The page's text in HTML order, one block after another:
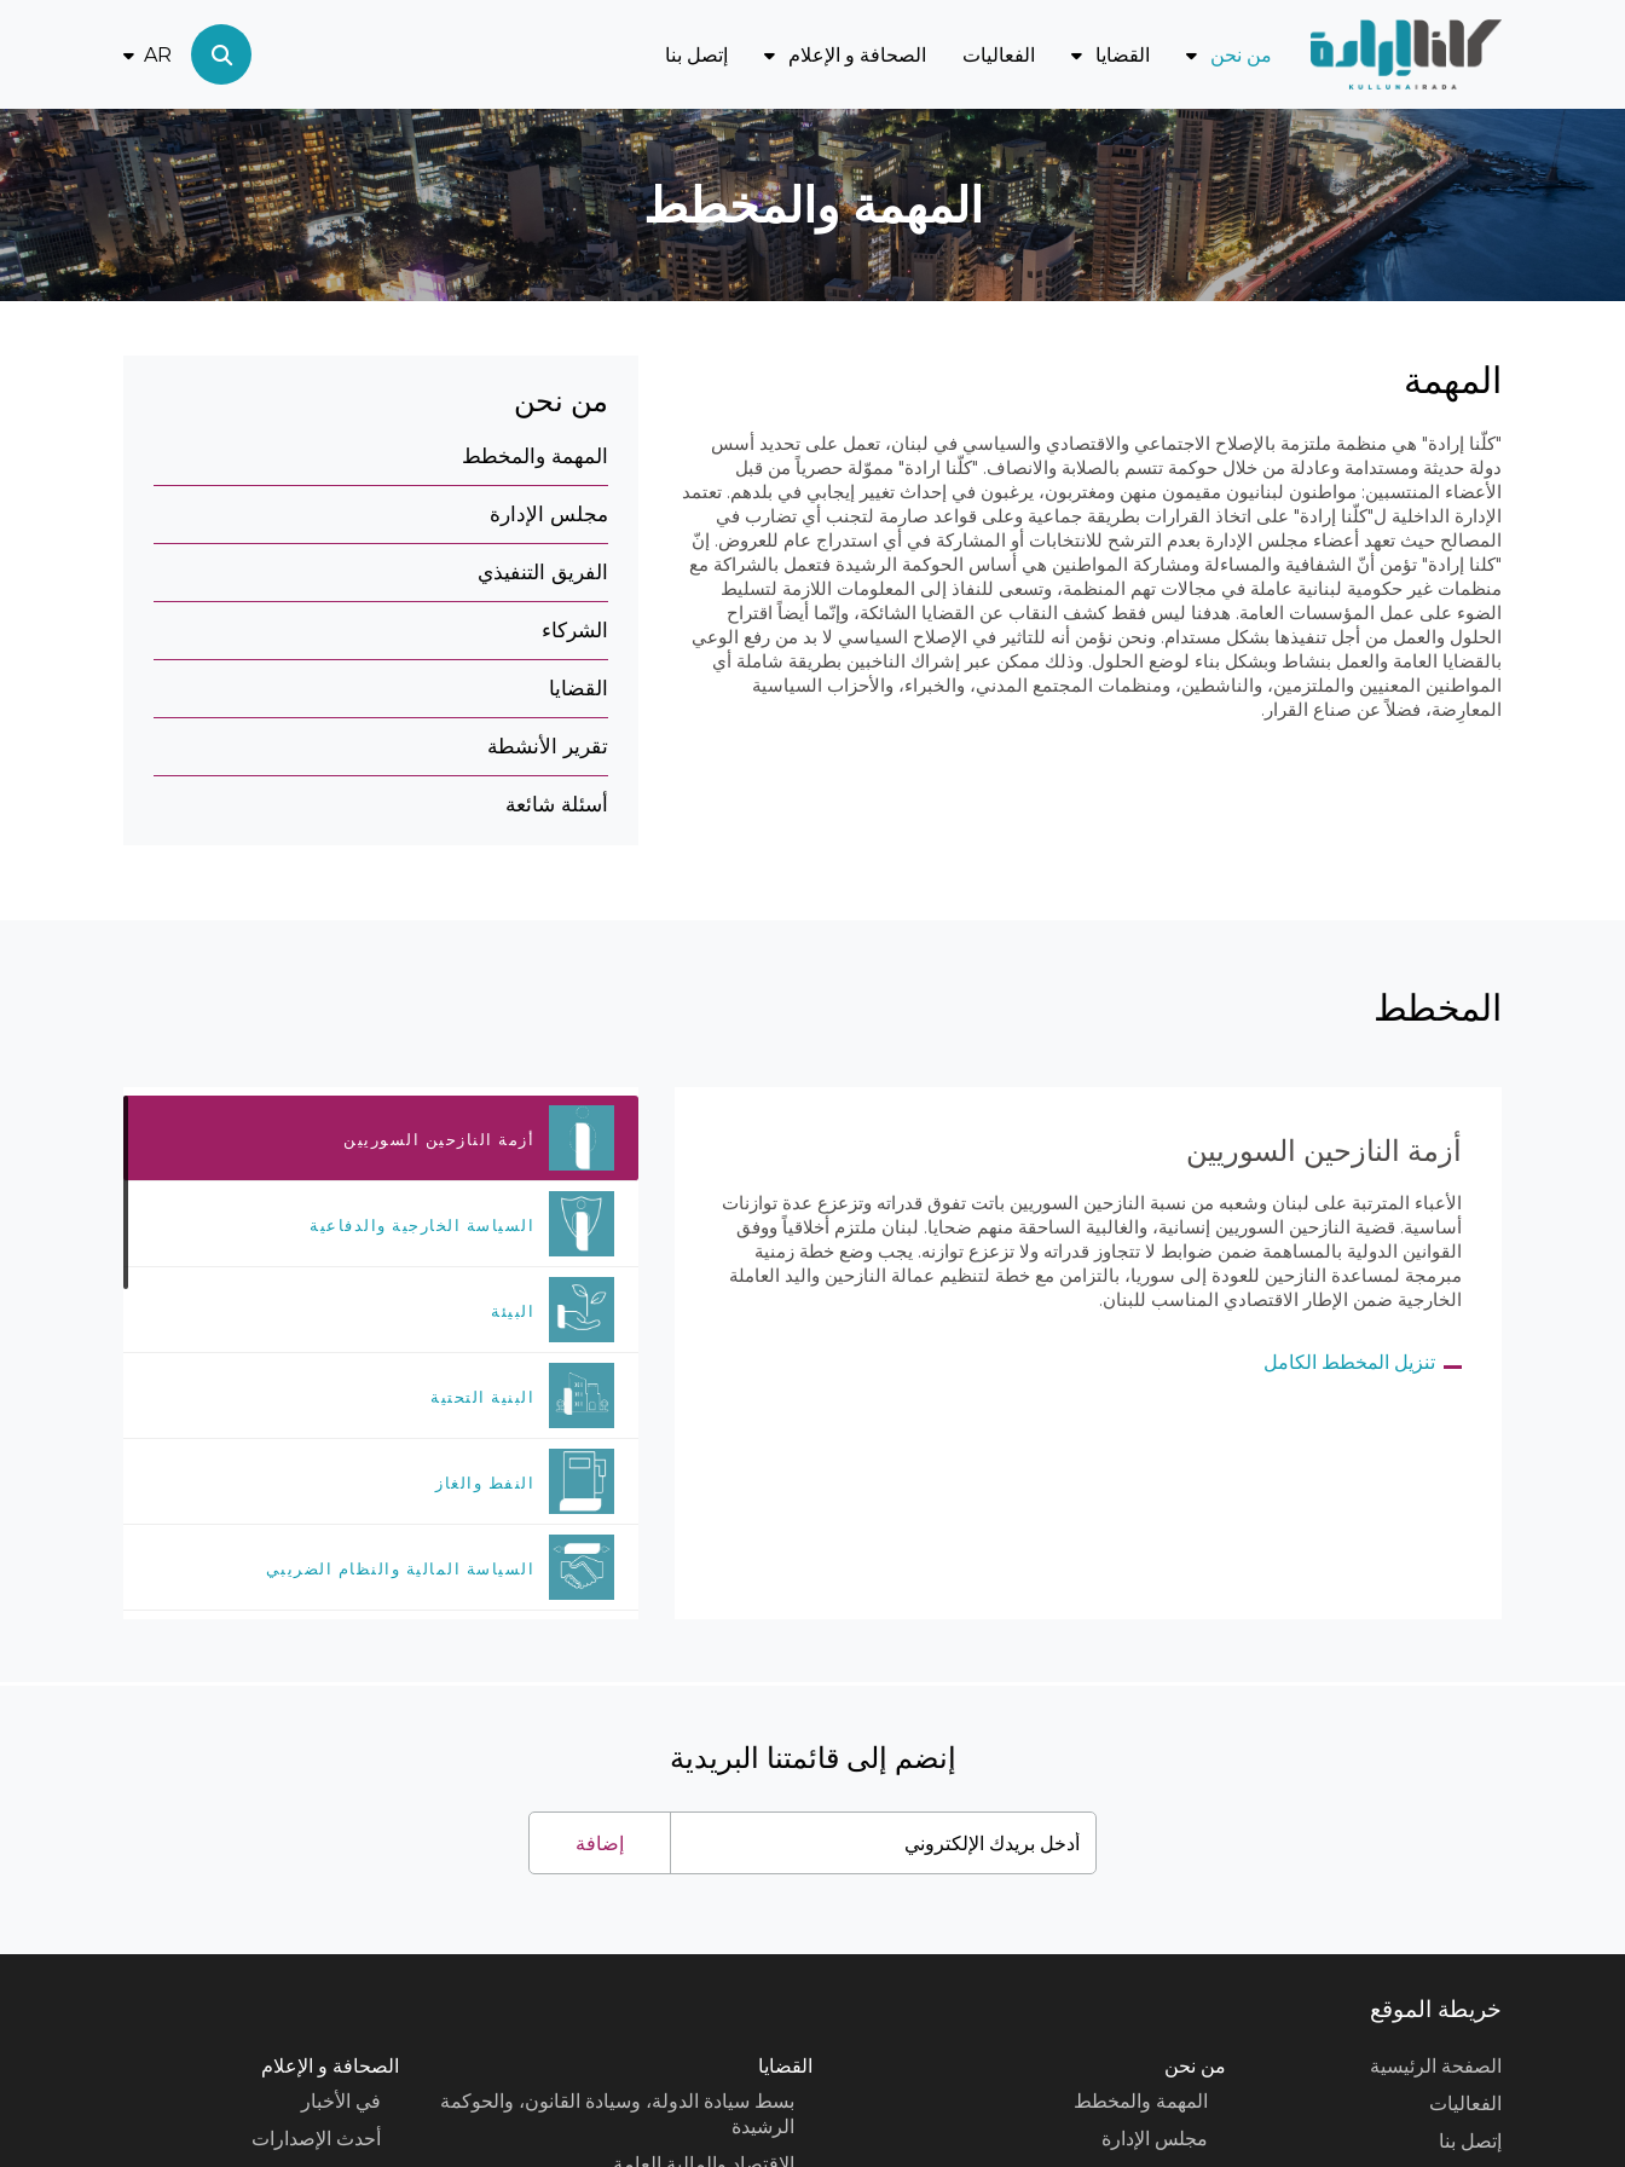
من نحن
المهمة والمخطط
مجلس الإدارة
الفريق التنفيذي
الشركاء
القضايا
القضايا
بسط سيادة الدولة، وسيادة القانون، والحوكمة
الرشيدة
الاقتصاد والمالية العامة
النفط والغاز
استقلالية القضاء وشفافيته
قطاع الطاقة
الفعاليات الصحافة و الإعلام
في الأخبار
أحدث الإصدارات
الملفات الصحفية
إتصل بنا AR
المهمة والمخطط
المهمة
"كلّنا إرادة" هي منظمة ملتزمة بالإصلاح الاجتماعي والاقتصادي والسياسي في لبنان، تعمل على تحديد أسس
دولة حديثة ومستدامة وعادلة من خلال حوكمة تتسم بالصلابة والانصاف. "كلّنا ارادة" مموّلة حصرياً من قبل
الأعضاء المنتسبين: مواطنون لبنانيون مقيمون منهن ومغتربون، يرغبون في إحداث تغيير إيجابي في بلدهم. تعتمد
الإدارة الداخلية ل"كلّنا إرادة" على اتخاذ القرارات بطريقة جماعية وعلى قواعد صارمة لتجنب أي تضارب في
المصالح حيث تعهد أعضاء مجلس الإدارة بعدم الترشح للانتخابات أو المشاركة في أي استدراج عام للعروض. إنّ
"كلنا إرادة" تؤمن أنّ الشفافية والمساءلة ومشاركة المواطنين هي أساس الحوكمة الرشيدة فتعمل بالشراكة مع
منظمات غير حكومية لبنانية عاملة في مجالات تهم المنظمة، وتسعى للنفاذ إلى المعلومات اللازمة لتسليط
الضوء على عمل المؤسسات العامة. هدفنا ليس فقط كشف النقاب عن القضايا الشائكة، وإنّما أيضاً اقتراح
الحلول والعمل من أجل تنفيذها بشكل مستدام. ونحن نؤمن أنه للتاثير في الإصلاح السياسي لا بد من رفع الوعي
بالقضايا العامة والعمل بنشاط وبشكل بناء لوضع الحلول. وذلك ممكن عبر إشراك الناخبين بطريقة شاملة أي
المواطنين المعنيين والملتزمين، والناشطين، ومنظمات المجتمع المدني، والخبراء، والأحزاب السياسية
المعارِضة، فضلاً عن صناع القرار.
من نحن
المهمة والمخطط
مجلس الإدارة
الفريق التنفيذي
الشركاء
القضايا
تقرير الأنشطة
أسئلة شائعة
المخطط
أزمة النازحين السوريين
الأعباء المترتبة على لبنان وشعبه من نسبة النازحين السوريين باتت تفوق قدراته وتزعزع عدة توازنات
أساسية. قضية النازحين السوريين إنسانية، والغالبية الساحقة منهم ضحايا. لبنان ملتزم أخلاقياً ووفق
القوانين الدولية بالمساهمة ضمن ضوابط لا تتجاوز قدراته ولا تزعزع توازنه. يجب وضع خطة زمنية
مبرمجة لمساعدة النازحين للعودة إلى سوريا، بالتزامن مع خطة لتنظيم عمالة النازحين واليد العاملة
الخارجية ضمن الإطار الاقتصادي المناسب للبنان.
تنزيل المخطط الكامل
أزمة النازحين السوريين
السياسة الخارجية والدفاعية
البيئة
البنية التحتية
النفط والغاز
السياسة المالية والنظام الضريبي
العدالة الاجتماعية والخدمات الأساسية
إنضم إلى قائمتنا البريدية
إضافة
خريطة الموقع
الصفحة الرئيسية
الفعاليات
إتصل بنا
من نحن
المهمة والمخطط
مجلس الإدارة
القضايا
بسط سيادة الدولة، وسيادة القانون، والحوكمة
الرشيدة
الصحافة و الإعلام
في الأخبار
أحدث الإصدارات